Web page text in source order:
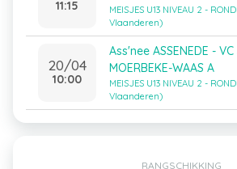
11:15
MEISJES U13 NIVEAU 2 -
Vlaanderen)
20/04
10:00
Ass'nee ASSENEDE -
MOERBEKE-WAAS A
MEISJES U13 NIVEAU 2 -
Vlaanderen)
RANGSCHIKKING